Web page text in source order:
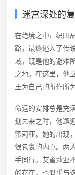
迷宫深处的
在绝境之中，织田
路，最终逃入了传
域，既是他的避难
之地。在这里，他
王为自己的所作所
命运的安排总是充
划未来之时，他邂
蜜莉亚。她的出现
恨包裹的内心。两
手同行。艾蜜莉亚
的存在，也似乎与